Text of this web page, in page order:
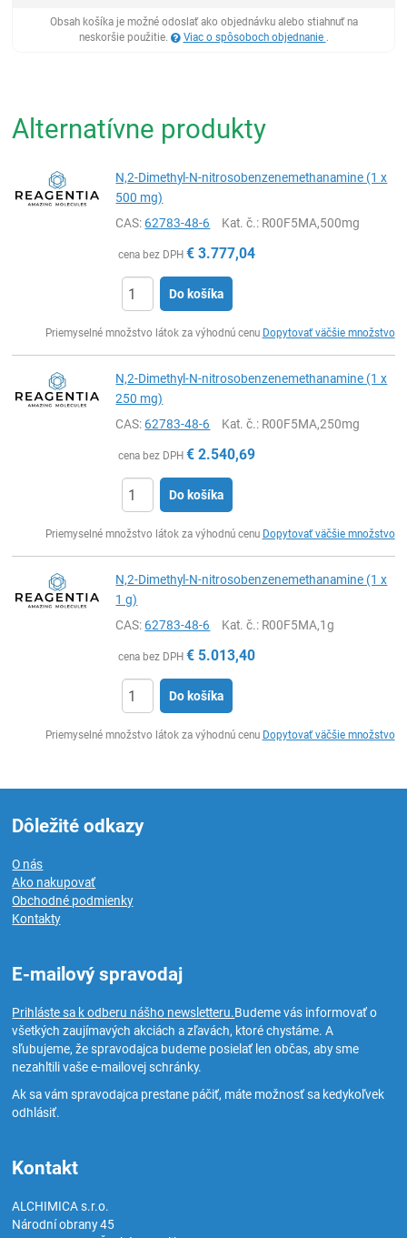
Obsah košíka je možné odoslať ako objednávku alebo stiahnuť na
neskoršie použitie.
Viac o spôsoboch objednanie .
Alternatívne produkty
N,2-Dimethyl-N-nitrosobenzenemethanamine (1 x
500 mg)
CAS:62783-48-6 Kat. č.: R00F5MA,500mg
cena bez DPH € 3.777,04
Do košíka
Priemyselné množstvo látok za výhodnú cenu Dopytovať väčšie množstvo
N,2-Dimethyl-N-nitrosobenzenemethanamine (1 x
250 mg)
CAS:62783-48-6 Kat. č.: R00F5MA,250mg
cena bez DPH € 2.540,69
Do košíka
Priemyselné množstvo látok za výhodnú cenu Dopytovať väčšie množstvo
N,2-Dimethyl-N-nitrosobenzenemethanamine (1 x
1 g)
CAS:62783-48-6 Kat. č.: R00F5MA,1g
cena bez DPH € 5.013,40
Do košíka
Priemyselné množstvo látok za výhodnú cenu Dopytovať väčšie množstvo
Dôležité odkazy
O nás
Ako nakupovať
Obchodné podmienky
Kontakty
E-mailový spravodaj
Prihláste sa k odberu nášho newsletteru.Budeme vás informovať o
všetkých zaujímavých akciách a zľavách, ktoré chystáme. A
sľubujeme, že spravodajca budeme posielať len občas, aby sme
nezahltili vaše e-mailovej schránky.
Ak sa vám spravodajca prestane páčiť, máte možnosť sa kedykoľvek
odhlásiť.
Kontakt
ALCHIMICA s.r.o.
Národní obrany 45